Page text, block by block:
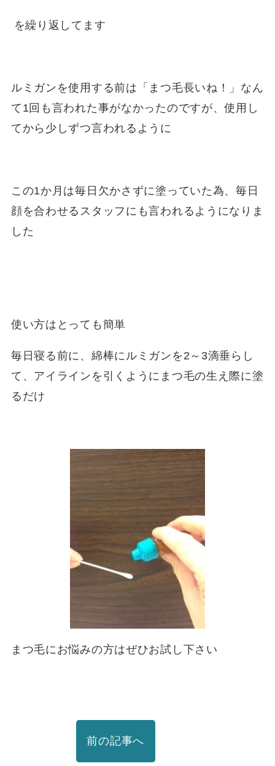
を繰り返してます
ルミガンを使用する前は「まつ毛長いね！」なん
て1回も言われた事がなかったのですが、使用し
てから少しずつ言われるように
この1か月は毎日欠かさずに塗っていた為、毎日
顔を合わせるスタッフにも言われるようになりま
した
使い方はとっても簡単
毎日寝る前に、綿棒にルミガンを2～3滴垂らし
て、アイラインを引くようにまつ毛の生え際に塗
るだけ
まつ毛にお悩みの方はぜひお試し下さい
前の記事へ